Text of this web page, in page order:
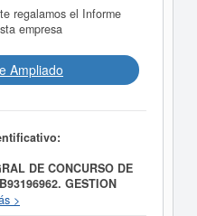
regalamos el Informe
empresa
Ampliado
DE CONCURSO DE
GESTION
ACREEDORES SLP.
>